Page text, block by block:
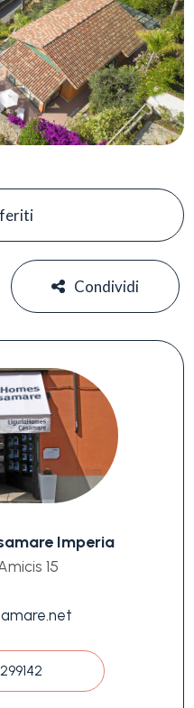
Condividi
Imperia
15